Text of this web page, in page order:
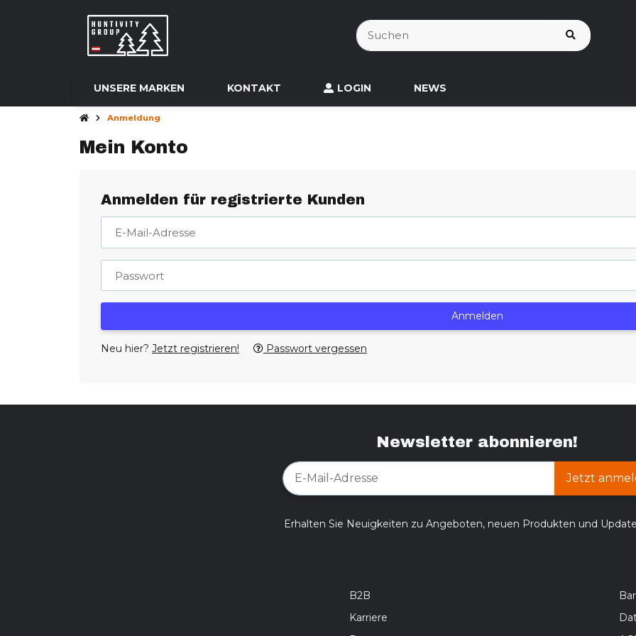
UNSERE MARKEN KONTAKT LOGIN NEWS
Anmeldung
Mein Konto
Anmelden für registrierte Kunden
E-Mail-Adresse
Passwort
Anmelden
Neu hier? Jetzt registrieren! Passwort vergessen
Newsletter abonnieren!
Jetzt
Erhalten Sie Neuigkeiten zu Angeboten, neuen Produkten und
B2B
Karriere